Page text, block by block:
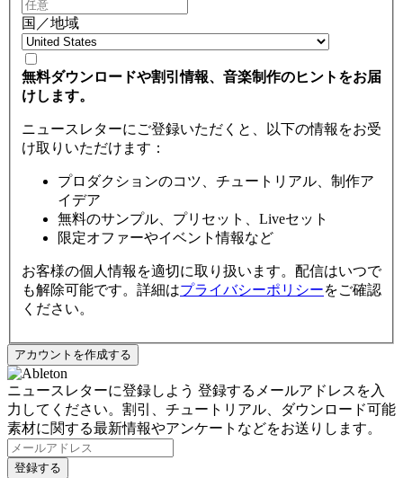
国／地域
無料ダウンロードや割引情報、音楽制作のヒントをお届
けします。
ニュースレターにご登録いただくと、以下の情報をお受
け取りいただけます：
プロダクションのコツ、チュートリアル、制作ア
イデア
無料のサンプル、プリセット、Liveセット
限定オファーやイベント情報など
お客様の個人情報を適切に取り扱います。配信はいつで
も解除可能です。詳細はプライバシーポリシーをご確認
ください。
ニュースレターに登録しよう 登録するメールアドレスを入
力してください。割引、チュートリアル、ダウンロード可能
素材に関する最新情報やアンケートなどをお送りします。